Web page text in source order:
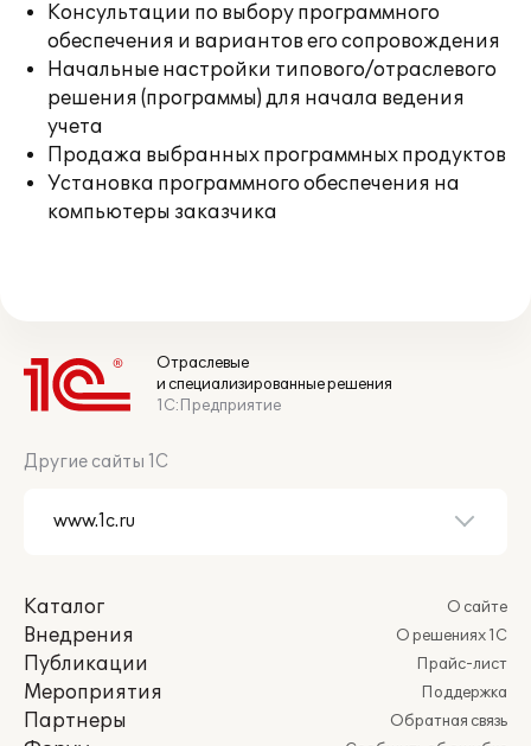
Консультации по выбору программного
обеспечения и вариантов его сопровождения
Начальные настройки типового/отраслевого
решения (программы) для начала ведения
учета
Продажа выбранных программных продуктов
Установка программного обеспечения на
компьютеры заказчика
Отраслевые
и специализированные решения
1С:Предприятие
Другие сайты 1С
Каталог
Внедрения
Публикации
Мероприятия
Партнеры
О сайте
О решениях 1С
Прайс-лист
Поддержка
Обратная связь